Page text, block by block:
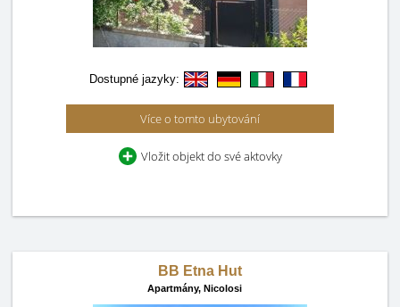
Dostupné jazyky:
Více o tomto ubytování
Vložit objekt do své aktovky
BB Etna Hut
Apartmány, Nicolosi